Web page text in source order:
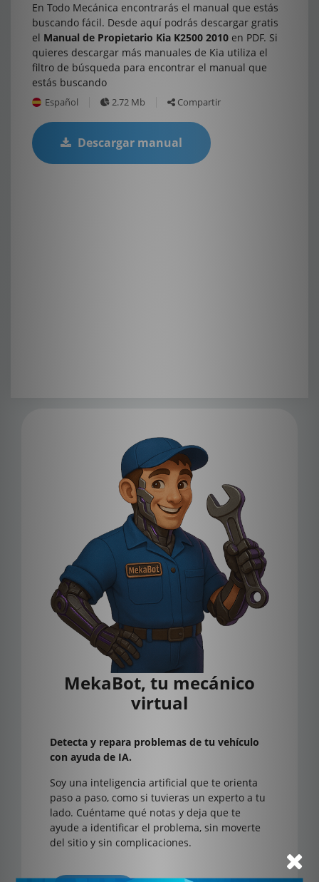
En Todo Mecánica encontrarás el manual que estás
buscando fácil. Desde aquí podrás descargar gratis
el Manual de Propietario Kia K2500 2010 en PDF. Si
quieres descargar más manuales de Kia utiliza el
filtro de búsqueda para encontrar el manual que
estás buscando
Español 2.72 Mb Compartir
Descargar manual
MekaBot, tu mecánico
virtual
Detecta y repara problemas de tu vehículo
con ayuda de IA.
Soy una inteligencia artificial que te orienta
paso a paso, como si tuvieras un experto a tu
lado. Cuéntame qué notas y deja que te
ayude a identificar el problema, sin moverte
del sitio y sin complicaciones.